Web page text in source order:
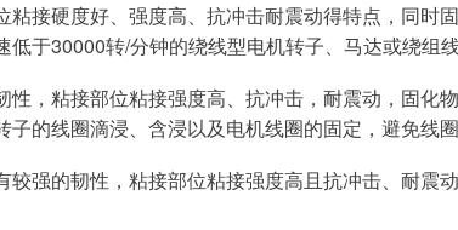
硬度好、强度高、抗冲击耐震动得特点，同时
于30000转/分钟的绕线型电机转子、马达或绕组
，粘接部位粘接强度高、抗冲击，耐震动，固化
的线圈滴浸、含浸以及电机线圈的固定，避免线
的韧性，粘接部位粘接强度高且抗冲击、耐震动